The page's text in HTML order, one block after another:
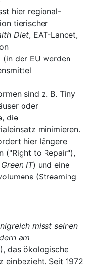
hier regional-
tierischer
Diet, EAT-Lancet,
(in der EU werden
sind z. B. Tiny
oder
die
minimieren.
hier längere
("Right to Repair"),
Green IT) und eine
(Streaming
misst seinen
am
das ökologische
einbezieht. Seit 1972